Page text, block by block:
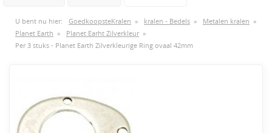
U bent nu hier: GoedkoopsteKralen » kralen - Bedels » Metalen kralen »
Planet Earth » Planet Earht Zilverkleur»
Per 3 stuks - Planet Earth Zilverkleurige Ring ovaal 42mm